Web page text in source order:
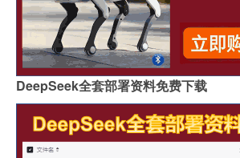
DeepSeek全套部署资料免费下载